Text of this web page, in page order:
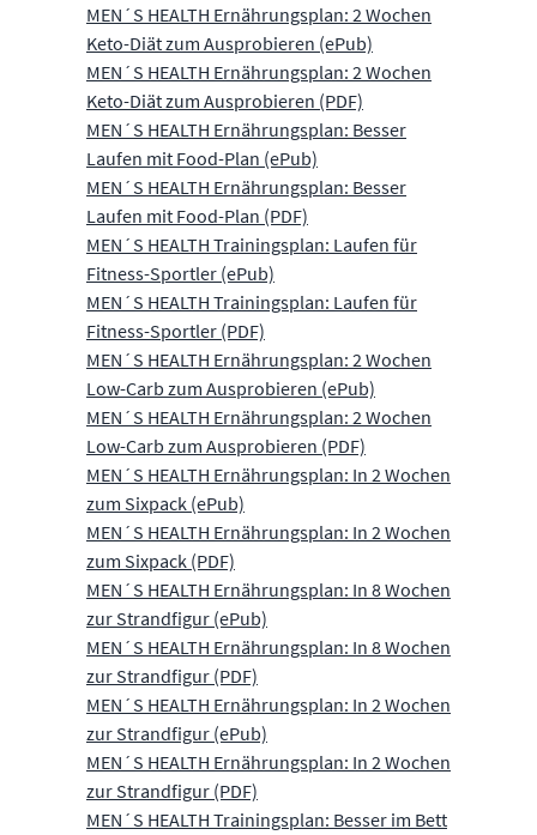
MEN´S HEALTH Ernährungsplan: 2 Wochen
Keto-Diät zum Ausprobieren (ePub)
MEN´S HEALTH Ernährungsplan: 2 Wochen
Keto-Diät zum Ausprobieren (PDF)
MEN´S HEALTH Ernährungsplan: Besser
Laufen mit Food-Plan (ePub)
MEN´S HEALTH Ernährungsplan: Besser
Laufen mit Food-Plan (PDF)
MEN´S HEALTH Trainingsplan: Laufen für
Fitness-Sportler (ePub)
MEN´S HEALTH Trainingsplan: Laufen für
Fitness-Sportler (PDF)
MEN´S HEALTH Ernährungsplan: 2 Wochen
Low-Carb zum Ausprobieren (ePub)
MEN´S HEALTH Ernährungsplan: 2 Wochen
Low-Carb zum Ausprobieren (PDF)
MEN´S HEALTH Ernährungsplan: In 2 Wochen
zum Sixpack (ePub)
MEN´S HEALTH Ernährungsplan: In 2 Wochen
zum Sixpack (PDF)
MEN´S HEALTH Ernährungsplan: In 8 Wochen
zur Strandfigur (ePub)
MEN´S HEALTH Ernährungsplan: In 8 Wochen
zur Strandfigur (PDF)
MEN´S HEALTH Ernährungsplan: In 2 Wochen
zur Strandfigur (ePub)
MEN´S HEALTH Ernährungsplan: In 2 Wochen
zur Strandfigur (PDF)
MEN´S HEALTH Trainingsplan: Besser im Bett